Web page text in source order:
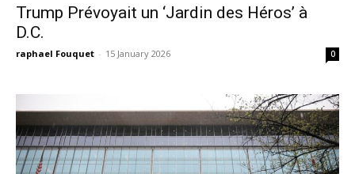
Trump Prévoyait un ‘Jardin des Héros’ à
D.C.
raphael Fouquet - 15 January 2026 0